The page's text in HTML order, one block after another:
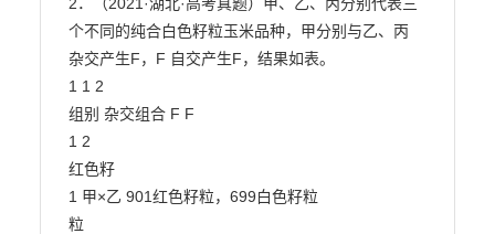
个不同的纯合白色籽粒玉米品种，甲分别与乙、丙
杂交产生F，F 自交产生F，结果如表。
1 1 2
组别 杂交组合 F F
1 2
红色籽
1 甲×乙 901红色籽粒，699白色籽粒
粒